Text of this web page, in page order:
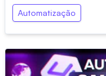
Automatização